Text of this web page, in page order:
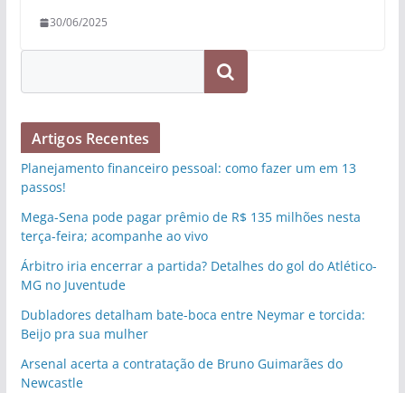
30/06/2025
Pesquisar
Artigos Recentes
Planejamento financeiro pessoal: como fazer um em 13
passos!
Mega-Sena pode pagar prêmio de R$ 135 milhões nesta
terça-feira; acompanhe ao vivo
Árbitro iria encerrar a partida? Detalhes do gol do Atlético-
MG no Juventude
Dubladores detalham bate-boca entre Neymar e torcida:
Beijo pra sua mulher
Arsenal acerta a contratação de Bruno Guimarães do
Newcastle